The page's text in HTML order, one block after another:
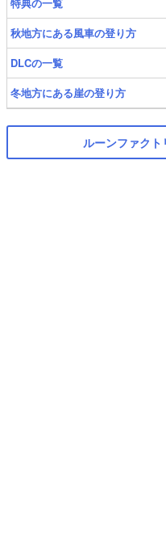
特典の一覧
秋地方にある風車の登り方
DLCの一覧
冬地方にある崖の登り方
ルーンファク